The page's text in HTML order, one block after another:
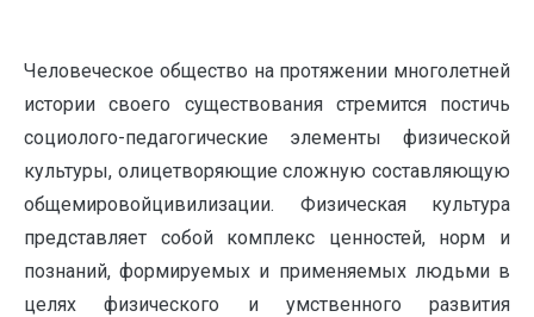
Человеческое общество на протяжении многолетней
истории своего существования стремится постичь
социолого-педагогические элементы физической
культуры, олицетворяющие сложную составляющую
общемировойцивилизации. Физическая культура
представляет собой комплекс ценностей, норм и
познаний, формируемых и применяемых людьми в
целях физического и умственного развития